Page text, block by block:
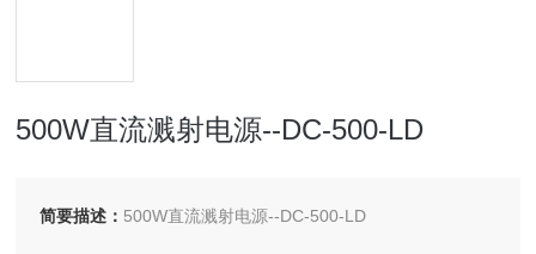
500W直流溅射电源--DC-500-LD
简要描述： 500W直流溅射电源--DC-500-LD